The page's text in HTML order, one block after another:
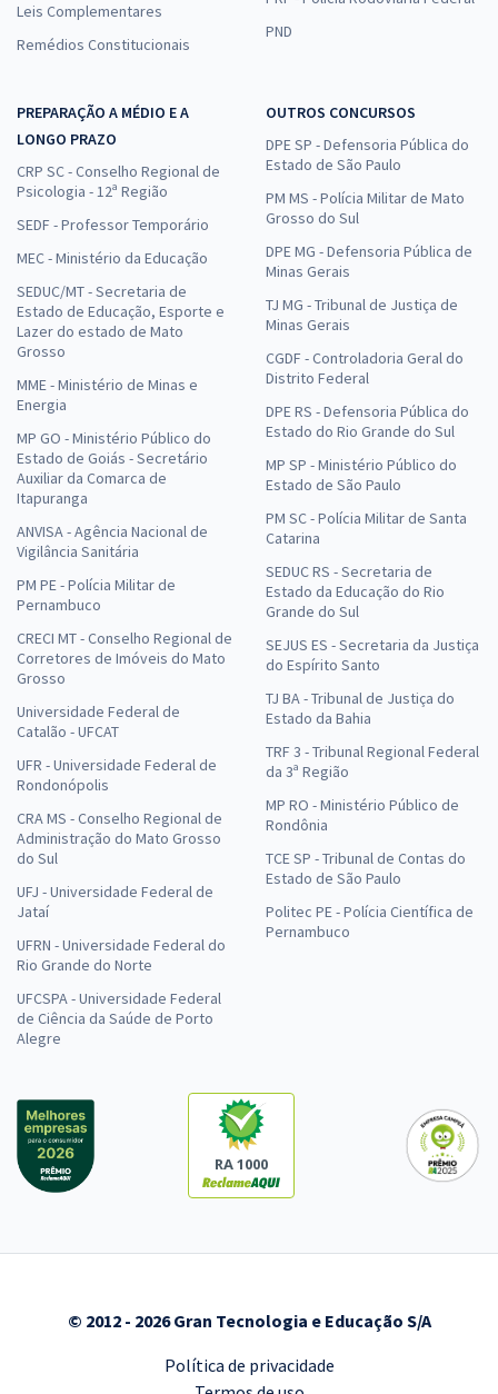
Leis Complementares
Remédios Constitucionais
PND
PREPARAÇÃO A MÉDIO E A
LONGO PRAZO
CRP SC - Conselho Regional de
Psicologia - 12ª Região
SEDF - Professor Temporário
MEC - Ministério da Educação
SEDUC/MT - Secretaria de
Estado de Educação, Esporte e
Lazer do estado de Mato
Grosso
MME - Ministério de Minas e
Energia
MP GO - Ministério Público do
Estado de Goiás - Secretário
Auxiliar da Comarca de
Itapuranga
ANVISA - Agência Nacional de
Vigilância Sanitária
PM PE - Polícia Militar de
Pernambuco
CRECI MT - Conselho Regional de
Corretores de Imóveis do Mato
Grosso
Universidade Federal de
Catalão - UFCAT
UFR - Universidade Federal de
Rondonópolis
CRA MS - Conselho Regional de
Administração do Mato Grosso
do Sul
UFJ - Universidade Federal de
Jataí
UFRN - Universidade Federal do
Rio Grande do Norte
UFCSPA - Universidade Federal
de Ciência da Saúde de Porto
Alegre
OUTROS CONCURSOS
DPE SP - Defensoria Pública do
Estado de São Paulo
PM MS - Polícia Militar de Mato
Grosso do Sul
DPE MG - Defensoria Pública de
Minas Gerais
TJ MG - Tribunal de Justiça de
Minas Gerais
CGDF - Controladoria Geral do
Distrito Federal
DPE RS - Defensoria Pública do
Estado do Rio Grande do Sul
MP SP - Ministério Público do
Estado de São Paulo
PM SC - Polícia Militar de Santa
Catarina
SEDUC RS - Secretaria de
Estado da Educação do Rio
Grande do Sul
SEJUS ES - Secretaria da Justiça
do Espírito Santo
TJ BA - Tribunal de Justiça do
Estado da Bahia
TRF 3 - Tribunal Regional Federal
da 3ª Região
MP RO - Ministério Público de
Rondônia
TCE SP - Tribunal de Contas do
Estado de São Paulo
Politec PE - Polícia Científica de
Pernambuco
RA 1000
© 2012 - 2026 Gran Tecnologia e Educação S/A
Política de privacidade